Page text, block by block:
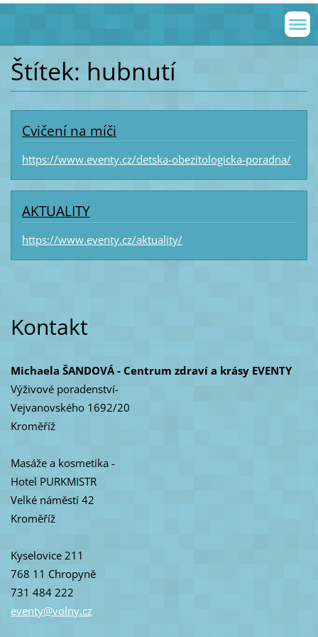
Štítek: hubnutí
Cvičení na míči
https://www.eventy.cz/detska-obezitologicka-poradna/
AKTUALITY
https://www.eventy.cz/aktuality/
Kontakt
Michaela ŠANDOVÁ - Centrum zdraví a krásy EVENTY
Výživové poradenství-
Vejvanovského 1692/20
Kroměříž
Masáže a kosmetika -
Hotel PURKMISTR
Velké náměstí 42
Kroměříž
Kyselovice 211
768 11 Chropyně
731 484 222
eventy@volny.cz